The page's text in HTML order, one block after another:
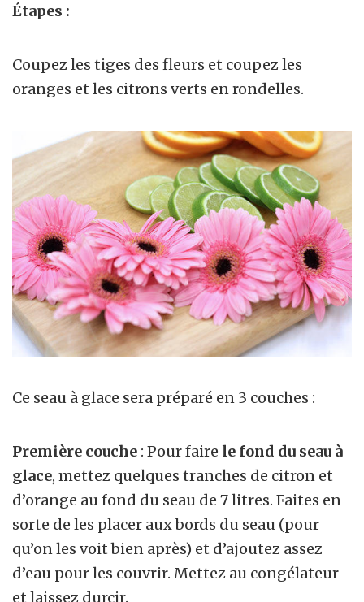
Étapes :
Coupez les tiges des fleurs et coupez les
oranges et les citrons verts en rondelles.
Ce seau à glace sera préparé en 3 couches :
Première couche : Pour faire le fond du seau à
glace, mettez quelques tranches de citron et
d’orange au fond du seau de 7 litres. Faites en
sorte de les placer aux bords du seau (pour
qu’on les voit bien après) et d’ajoutez assez
d’eau pour les couvrir. Mettez au congélateur
et laissez durcir.